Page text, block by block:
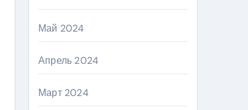
Май 2024
Апрель 2024
Март 2024